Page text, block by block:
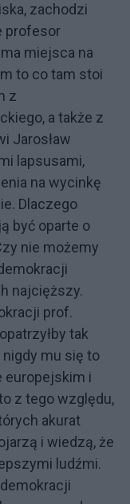
zachodzi
profesor
miejsca na
to co tam stoi
z
a także z
Jarosław
lapsusami,
na wycinkę
Dlaczego
być oparte o
nie możemy
najcięższy.
prof.
tak
mu się to
europejskim i
z tego względu,
akurat
i wiedzą, że
ludźmi.